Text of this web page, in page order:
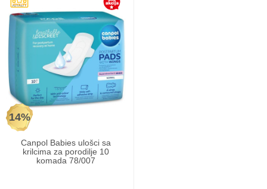
14%
Canpol Babies ulošci sa
krilcima za porodilje 10
komada 78/007